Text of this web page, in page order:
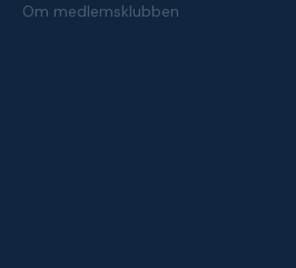
Om medlemsklubben